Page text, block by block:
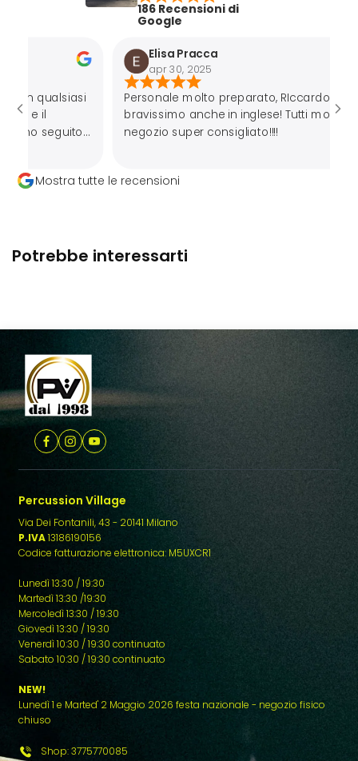
186 Recensioni di
Google
la
Elisa Pracca
apr 30, 2025
Personale molto preparato, RIccardo
bravissimo anche in inglese! Tutti molto gentili,
negozio super consigliato!!!!
Mostra tutte le recensioni
Potrebbe interessarti
Percussion Village
Via Dei Fontanili, 43 - 20141 Milano
P.IVA13186190156
Codice fatturazione elettronica: M5UXCR1
Lunedì 13:30 / 19:30
Martedì 13:30 /19:30
Mercoledì 13:30 / 19:30
Giovedì 13:30 / 19:30
Venerdì 10:30 / 19:30 continuato
Sabato 10:30 / 19:30 continuato
NEW!
Lunedì 1 e Marted' 2 Maggio 2026 festa nazionale - negozio fisico
chiuso
Shop: 3775770085